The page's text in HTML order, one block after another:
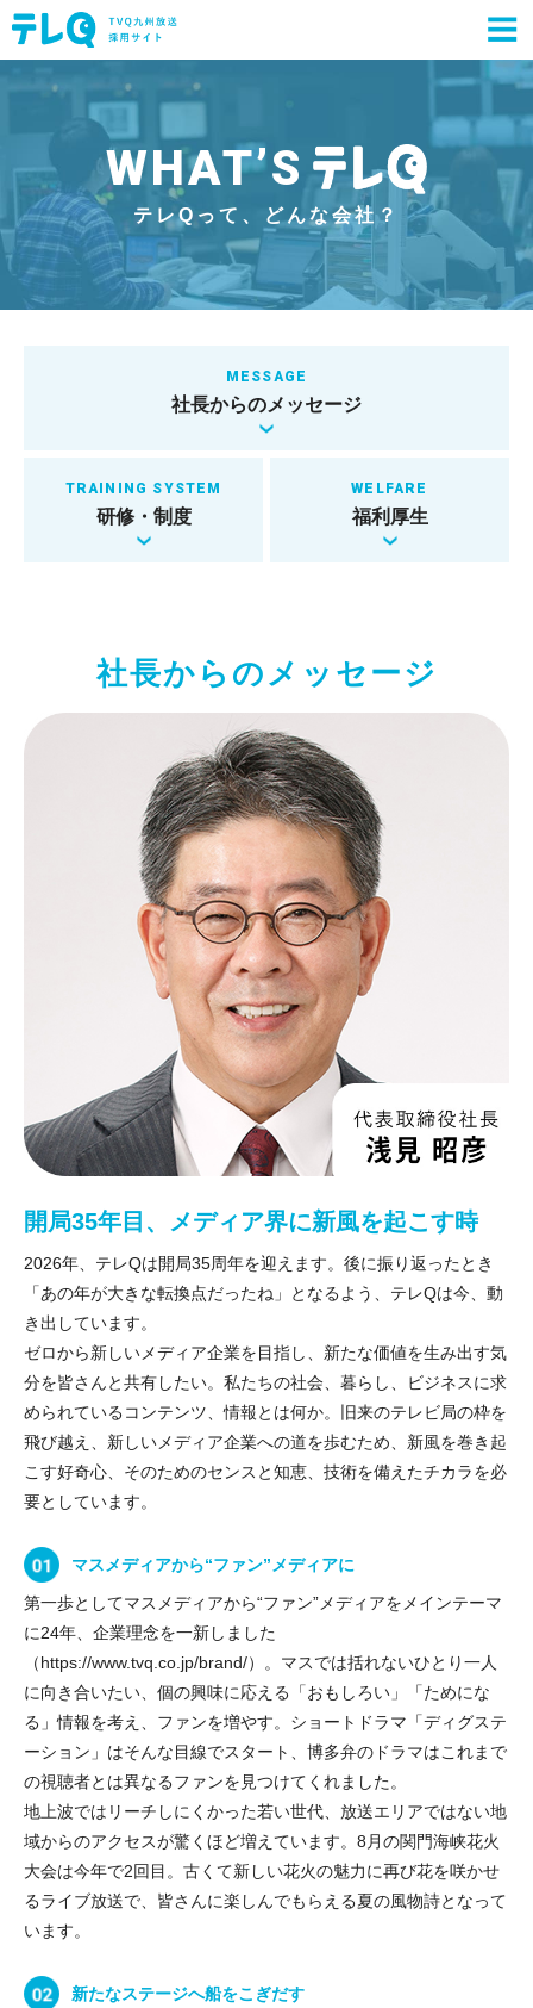
WHAT’S
テレQって、どんな会社？
MESSAGE
社長からのメッセージ
TRAINING SYSTEM
研修・制度
WELFARE
福利厚生
社長からのメッセージ
開局35年目、メディア界に新風を起こす時
2026年、テレQは開局35周年を迎えます。後に振り返ったとき
「あの年が大きな転換点だったね」となるよう、テレQは今、動
き出しています。
ゼロから新しいメディア企業を目指し、新たな価値を生み出す気
分を皆さんと共有したい。私たちの社会、暮らし、ビジネスに求
められているコンテンツ、情報とは何か。旧来のテレビ局の枠を
飛び越え、新しいメディア企業への道を歩むため、新風を巻き起
こす好奇心、そのためのセンスと知恵、技術を備えたチカラを必
要としています。
マスメディアから“ファン”メディアに
第一歩としてマスメディアから“ファン”メディアをメインテーマ
に24年、企業理念を一新しました
（https://www.tvq.co.jp/brand/） 。マスでは括れないひとり一人
に向き合いたい、個の興味に応える「おもしろい」「ためにな
る」情報を考え、ファンを増やす。ショートドラマ「ディグステ
ーション」はそんな目線でスタート、博多弁のドラマはこれまで
の視聴者とは異なるファンを見つけてくれました。
地上波ではリーチしにくかった若い世代、放送エリアではない地
域からのアクセスが驚くほど増えています。8月の関門海峡花火
大会は今年で2回目。古くて新しい花火の魅力に再び花を咲かせ
るライブ放送で、皆さんに楽しんでもらえる夏の風物詩となって
います。
新たなステージへ船をこぎだす
MEMBER
MOVIE
INTERVIEW
WHAT’S テレQ